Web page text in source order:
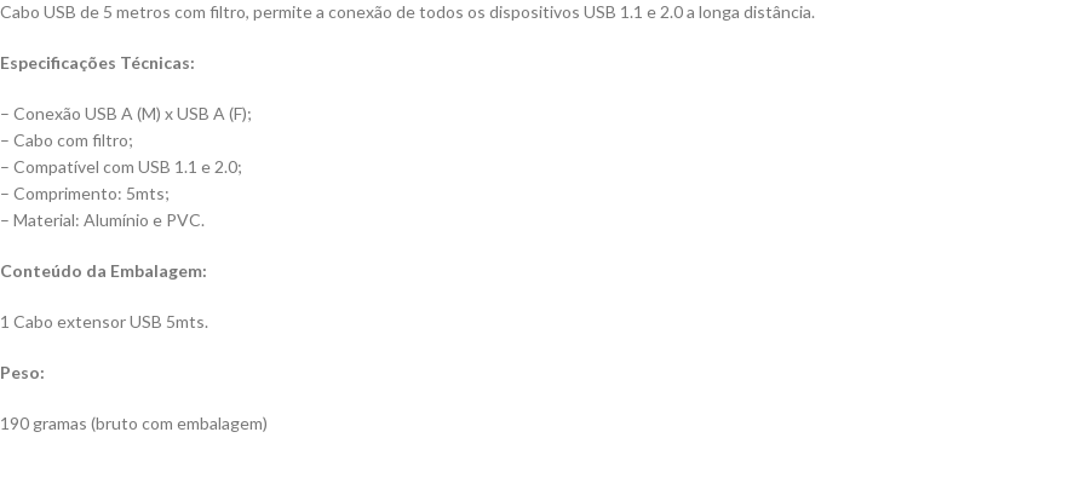
Cabo USB de 5 metros com filtro, permite a conexão de todos os dispositivos USB 1.1 e 2.0 a longa distância.
Especificações Técnicas:
– Conexão USB A (M) x USB A (F);
– Cabo com filtro;
– Compatível com USB 1.1 e 2.0;
– Comprimento: 5mts;
– Material: Alumínio e PVC.
Conteúdo da Embalagem:
1 Cabo extensor USB 5mts.
Peso:
190 gramas (bruto com embalagem)